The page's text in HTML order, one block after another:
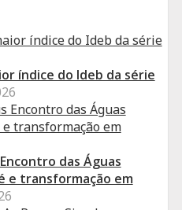
índice do Ideb da série
das Águas
e transformação em